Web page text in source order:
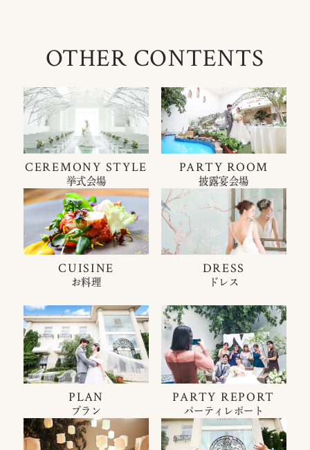
OTHER CONTENTS
CEREMONY STYLE
挙式会場
PARTY ROOM
披露宴会場
CUISINE
お料理
DRESS
ドレス
PLAN
プラン
PARTY REPORT
パーティレポート